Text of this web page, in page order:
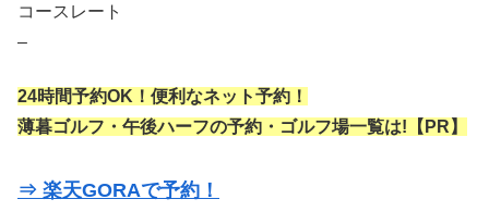
コースレート
–
24時間予約OK！便利なネット予約！
薄暮ゴルフ・午後ハーフの予約・ゴルフ場一覧は!【PR】
⇒ 楽天GORAで予約！